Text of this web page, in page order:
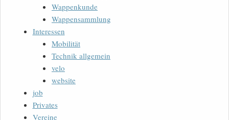
Wappenkunde
Wappensammlung
Interessen
Mobilität
Technik allgemein
velo
website
job
Privates
Vereine